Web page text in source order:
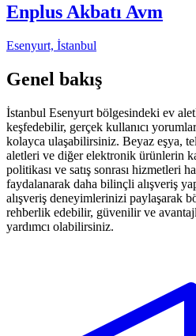
Enplus Akbatı Avm
Esenyurt, İstanbul
Genel bakış
İstanbul Esenyurt bölgesindeki ev
keşfedebilir, gerçek kullanıcı
kolayca ulaşabilirsiniz. Beyaz eşya,
aletleri ve diğer elektronik ürünlerin
politikası ve satış sonrası hizmetleri
faydalanarak daha bilinçli alışveriş
alışveriş deneyimlerinizi paylaşarak
rehberlik edebilir, güvenilir ve
yardımcı olabilirsiniz.